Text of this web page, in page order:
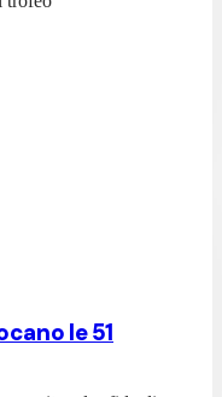
le 51